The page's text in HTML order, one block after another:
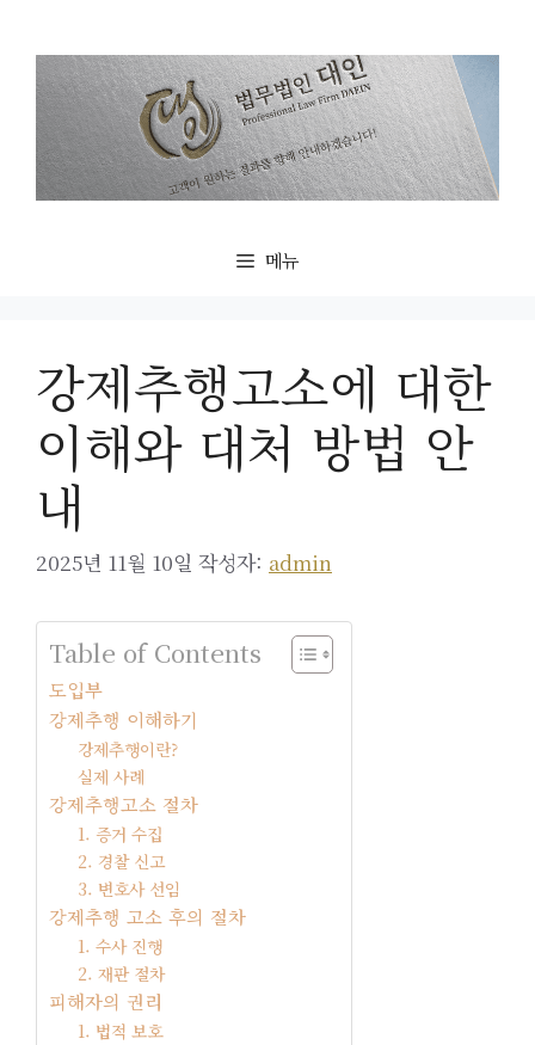
메뉴
강제추행고소에 대한
이해와 대처 방법 안
내
2025년 11월 10일 작성자: admin
Table of Contents
도입부
강제추행 이해하기
강제추행이란?
실제 사례
강제추행고소 절차
1. 증거 수집
2. 경찰 신고
3. 변호사 선임
강제추행 고소 후의 절차
1. 수사 진행
2. 재판 절차
피해자의 권리
1. 법적 보호